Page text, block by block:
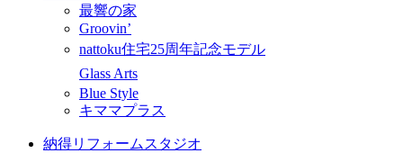
最響の家
Groovin’
nattoku住宅25周年記念モデル
Glass Arts
Blue Style
キママプラス
納得リフォームスタジオ